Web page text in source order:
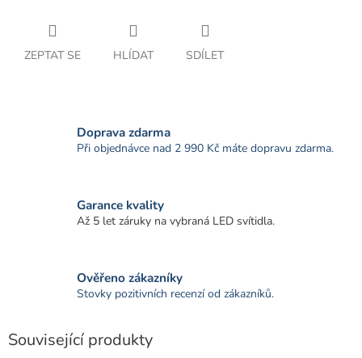
ZEPTAT SE HLÍDAT SDÍLET
Doprava zdarma
Při objednávce nad 2 990 Kč máte dopravu zdarma.
Garance kvality
Až 5 let záruky na vybraná LED svítidla.
Ověřeno zákazníky
Stovky pozitivních recenzí od zákazníků.
Související produkty